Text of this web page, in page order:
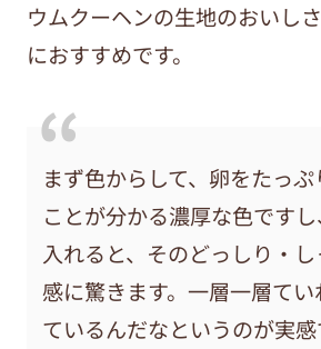
ウムクーヘンの生地のおいし
におすすめです。
まず色からして、卵をたっ
ことが分かる濃厚な色です
入れると、そのどっしり・
感に驚きます。一層一層て
ているんだなというのが実